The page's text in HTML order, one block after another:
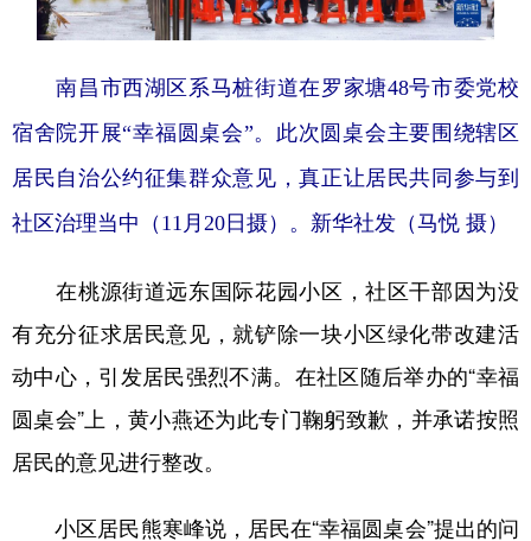
南昌市西湖区系马桩街道在罗家塘48号市委党校
宿舍院开展“幸福圆桌会”。此次圆桌会主要围绕辖区
居民自治公约征集群众意见，真正让居民共同参与到
社区治理当中（11月20日摄）。新华社发（马悦 摄）
在桃源街道远东国际花园小区，社区干部因为没
有充分征求居民意见，就铲除一块小区绿化带改建活
动中心，引发居民强烈不满。在社区随后举办的“幸福
圆桌会”上，黄小燕还为此专门鞠躬致歉，并承诺按照
居民的意见进行整改。
小区居民熊寒峰说，居民在“幸福圆桌会”提出的问